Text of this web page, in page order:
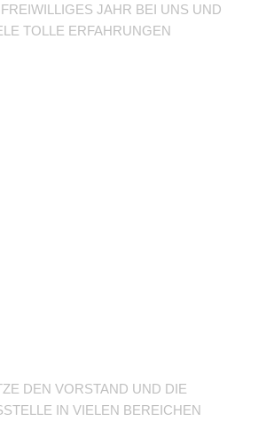
JAHR BEI UNS UND
TOLLE ERFAHRUNGEN
DEN VORSTAND UND DIE
IN VIELEN BEREICHEN